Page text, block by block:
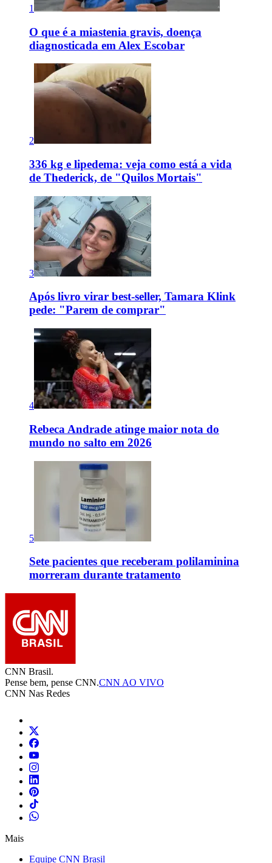
1
O que é a miastenia gravis, doença
diagnosticada em Alex Escobar
2
336 kg e lipedema: veja como está a vida
de Thederick, de "Quilos Mortais"
3
Após livro virar best-seller, Tamara Klink
pede: "Parem de comprar"
4
Rebeca Andrade atinge maior nota do
mundo no salto em 2026
5
Sete pacientes que receberam polilaminina
morreram durante tratamento
CNN Brasil.
Pense bem, pense CNN.CNN AO VIVO
CNN Nas Redes
Mais
Equipe CNN Brasil